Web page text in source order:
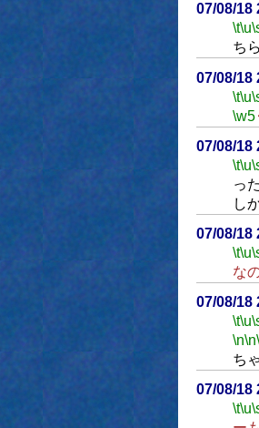
07/08/18
\t\u
ち
07/08/18
\t\u
\w5
07/08/18
\t\u
っ
し
07/08/18
\t\u
な
07/08/18
\t\u
\n\n
ち
07/08/18
\t\u